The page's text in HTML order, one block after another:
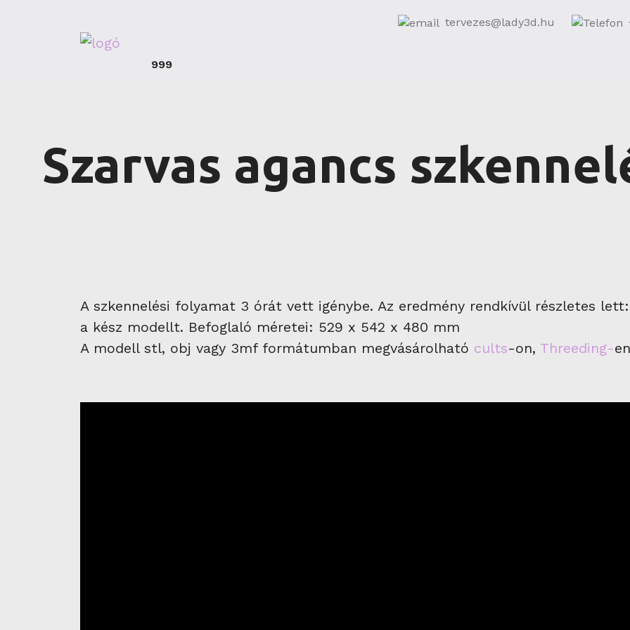
tervezes@lady3d.hu
999
Szarvas agancs
A szkennelési folyamat 3 órát vett igénybe. Az eredmény rendkívül részletes
a kész modellt. Befoglaló méretei: 529 x 542 x 480 mm
A modell stl, obj vagy 3mf formátumban megvásárolható cults-on, Threeding-